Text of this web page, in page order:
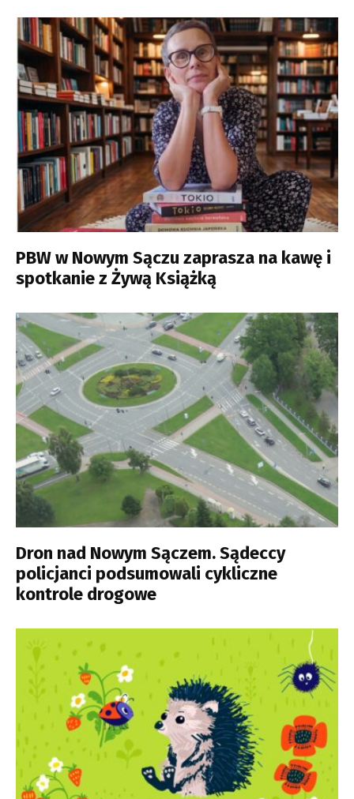
PBW w Nowym Sączu zaprasza na kawę i
spotkanie z Żywą Książką
Dron nad Nowym Sączem. Sądeccy
policjanci podsumowali cykliczne
kontrole drogowe